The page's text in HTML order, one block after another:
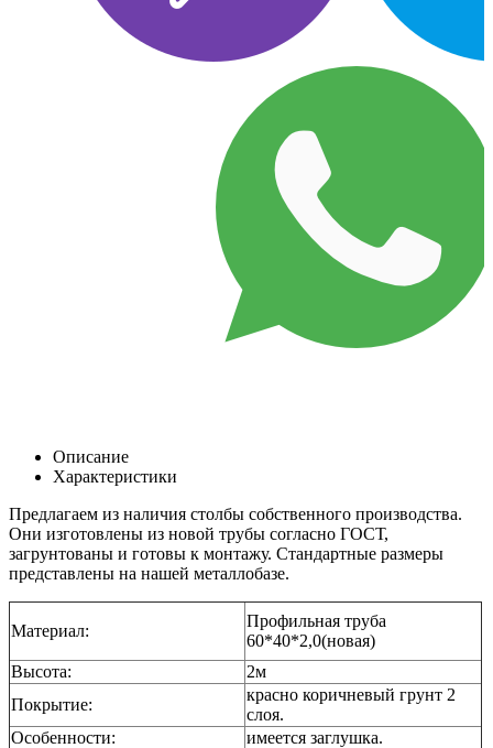
Описание
Характеристики
Предлагаем из наличия столбы собственного производства.
Они изготовлены из новой трубы согласно ГОСТ,
загрунтованы и готовы к монтажу. Стандартные размеры
представлены на нашей металлобазе.
Материал:
Профильная труба
60*40*2,0(новая)
Высота:
2м
Покрытие:
красно коричневый грунт 2
слоя.
Особенности:
имеется заглушка.